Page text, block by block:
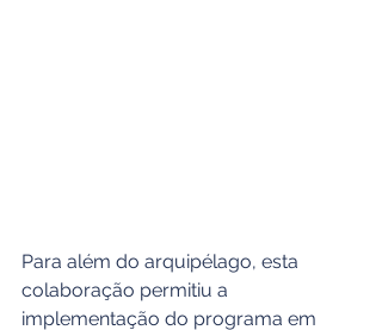
Para além do arquipélago, esta
colaboração permitiu a
implementação do programa em